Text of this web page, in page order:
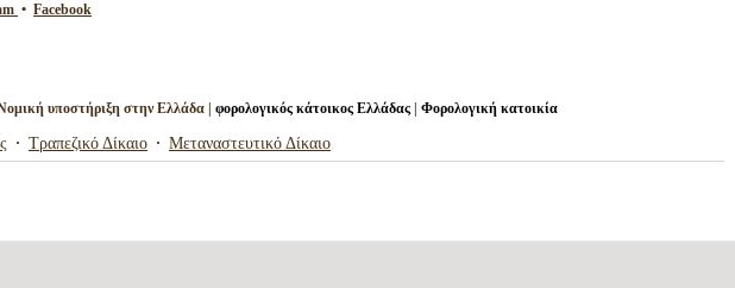
• Facebook
υποστήριξη στην Ελλάδα | φορολογικός κάτοικος Ελλάδας Φορολογική κατοικία
Τραπεζικό Δίκαιο Μεταναστευτικό Δίκαιο